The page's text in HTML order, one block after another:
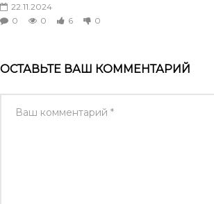
22.11.2024
0
0 6 0
ОСТАВЬТЕ ВАШ КОММЕНТАРИЙ